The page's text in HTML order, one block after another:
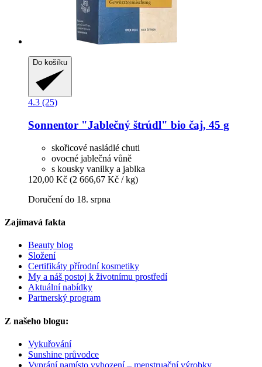
Do košíku
4.3 (25)
Sonnentor "Jablečný štrúdl" bio čaj, 45 g
skořicové nasládlé chuti
ovocné jablečná vůně
s kousky vanilky a jablka
120,00 Kč (2 666,67 Kč / kg)
Doručení do 18. srpna
Zajímavá fakta
Beauty blog
Složení
Certifikáty přírodní kosmetiky
My a náš postoj k životnímu prostředí
Aktuální nabídky
Partnerský program
Z našeho blogu:
Vykuřování
Sunshine průvodce
Vyprání namísto vyhození – menstruační výrobky